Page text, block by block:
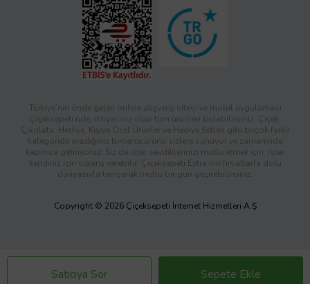
Satıcıya Sor Sepete Ekle
Türkiye’nin önde gelen online alışveriş sitesi ve mobil uygulaması
Çiçeksepeti’nde, ihtiyacınız olan tüm ürünleri bulabilirsiniz. Çiçek,
Çikolata, Hediye, Kişiye Özel Ürünler ve Hediye Setleri gibi birçok farklı
kategoride aradığınız binlerce ürünü sizlere sunuyor ve zamanında
kapınıza getiriyoruz! Siz de ister sevdiklerinizi mutlu etmek için, ister
kendiniz için sipariş verebilir; Çiçeksepeti Extra’nın fırsatlarla dolu
dünyasıyla tanışarak mutlu bir gün geçirebilirsiniz.
Copyright © 2026 Çiçeksepeti İnternet Hizmetleri A.Ş